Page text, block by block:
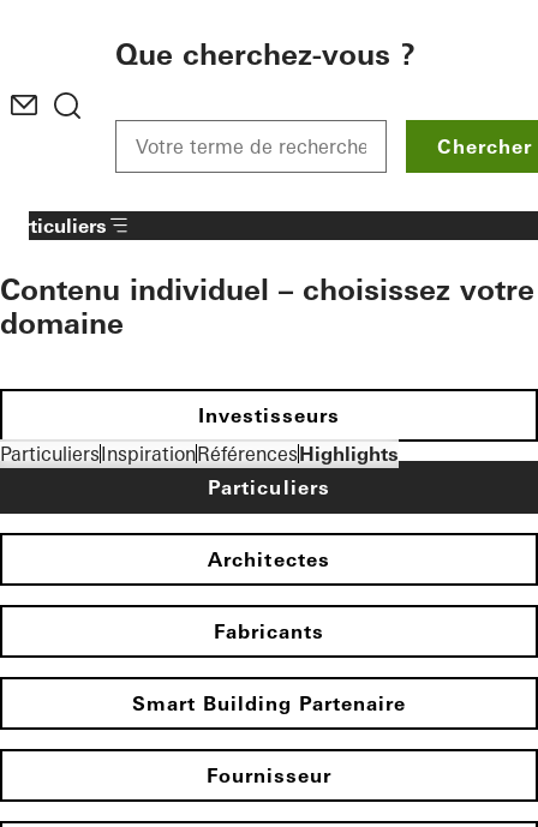
Que cherchez-vous ?
Chercher
ParticuliersInspirationRéférencesHighlights
Particuliers
Contenu individuel – choisissez votre
domaine
Investisseurs
Particuliers
Architectes
Fabricants
Smart Building Partenaire
Fournisseur